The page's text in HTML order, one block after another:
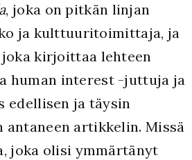
, joka on pitkän linjan
ja kulttuuritoimittaja, ja
joka kirjoittaa lehteen
human interest -juttuja ja
edellisen ja täysin
antaneen artikkelin. Missä
joka olisi ymmärtänyt